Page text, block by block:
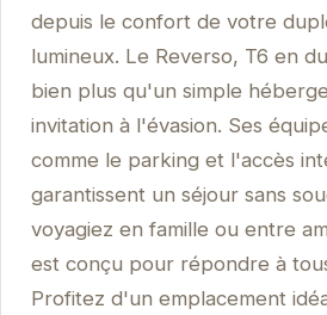
depuis le confort de votre
lumineux. Le Reverso, T6 en
bien plus qu'un simple
invitation à l'évasion. Ses
comme le parking et l'accès
garantissent un séjour sans
voyagiez en famille ou entre
est conçu pour répondre à
Profitez d'un emplacement